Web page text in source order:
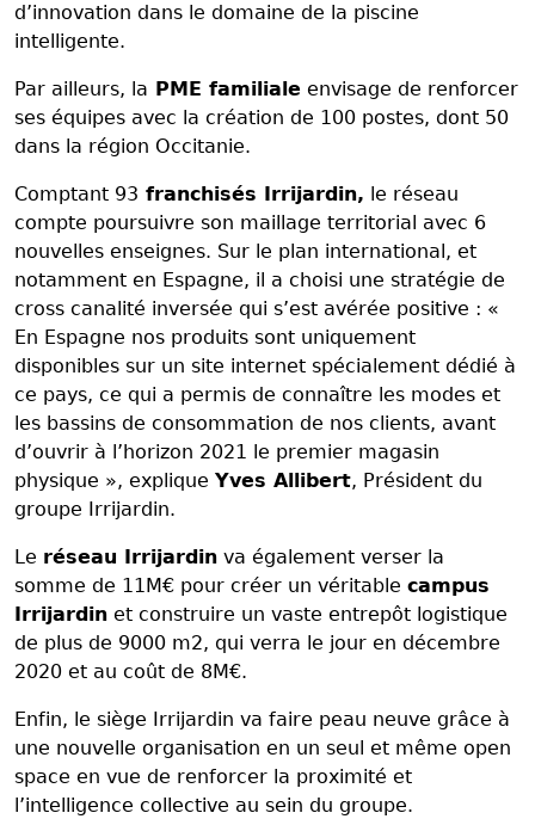
d’innovation dans le domaine de la piscine
intelligente.
Par ailleurs, la PME familiale envisage de renforcer
ses équipes avec la création de 100 postes, dont 50
dans la région Occitanie.
Comptant 93 franchisés Irrijardin, le réseau
compte poursuivre son maillage territorial avec 6
nouvelles enseignes. Sur le plan international, et
notamment en Espagne, il a choisi une stratégie de
cross canalité inversée qui s’est avérée positive : «
En Espagne nos produits sont uniquement
disponibles sur un site internet spécialement dédié à
ce pays, ce qui a permis de connaître les modes et
les bassins de consommation de nos clients, avant
d’ouvrir à l’horizon 2021 le premier magasin
physique », explique Yves Allibert, Président du
groupe Irrijardin.
Le réseau Irrijardin va également verser la
somme de 11M€ pour créer un véritable campus
Irrijardin et construire un vaste entrepôt logistique
de plus de 9000 m2, qui verra le jour en décembre
2020 et au coût de 8M€.
Enfin, le siège Irrijardin va faire peau neuve grâce à
une nouvelle organisation en un seul et même open
space en vue de renforcer la proximité et
l’intelligence collective au sein du groupe.